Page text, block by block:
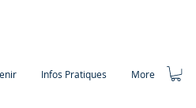
Infos Pratiques More